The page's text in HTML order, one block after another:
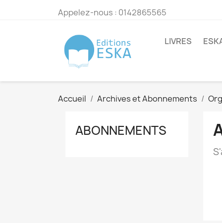
Appelez-nous : 0142865565
LIVRES
Accueil Archives et Abonnements
ABONNEMENTS